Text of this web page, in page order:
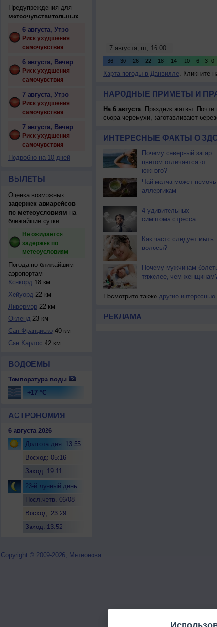
Предупреждения для
метеочувствительных
6 августа, Утро
Риск ухудшения
самочувствия
6 августа, Вечер
Риск ухудшения
самочувствия
7 августа, Утро
Риск ухудшения
самочувствия
7 августа, Вечер
Риск ухудшения
самочувствия
Подробно на 10 дней
ВЫЛЕТЫ
Оценка возможных
задержек авиарейсов
по метеоусловиям на
ближайшие сутки
Не ожидается
задержек по
метеоусловиям
Погода по ближайшим
аэропортам
Конкорд 18 км
Хейуорд 22 км
Ливермор22 км
Оклeнд 23 км
Сан-Франциско40 км
Сан Карлос 42 км
ВОДОЕМЫ
Температура воды
+17 °C
АСТРОНОМИЯ
6 августа 2026
Долгота дня: 13:55
Восход: 05:16
Заход: 19:11
23-й лунный день
Посл.четв. 06/08
Восход: 23:29
Заход: 13:52
Карта погоды в Данвилле. Кликните
НАРОДНЫЕ ПРИМЕТЫ И
На 6 августа: Праздник жатвы. Почти
сбора черемухи, заготавливают
ИНТЕРЕСНЫЕ ФАКТЫ О
Почему северный загар
цветом отличается от
южного?
Чай матча может помочь
аллергикам
4 удивительных
симптома стресса
Как часто следует мыть
волосы?
Почему мужчинам
тяжелее, чем
Посмотрите также другие интересные
РЕКЛАМА
Copyright © 2009-2026, Метеонова